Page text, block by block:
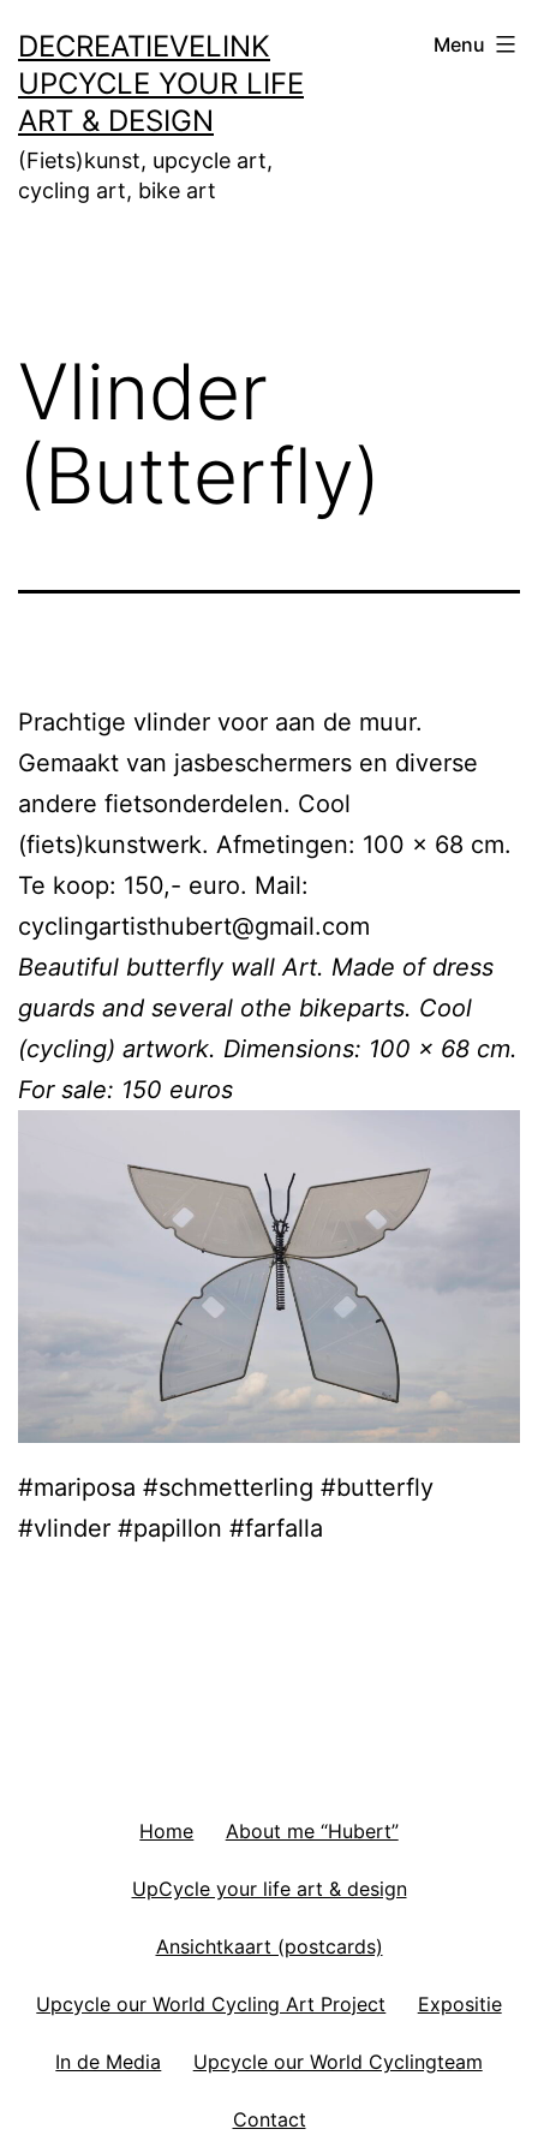
naar
de
inhoud
DECREATIEVELINK
UPCYCLE YOUR LIFE
ART & DESIGN
(Fiets)kunst, upcycle art,
cycling art, bike art
Menu
Vlinder
(Butterfly)
Prachtige vlinder voor aan de muur.
Gemaakt van jasbeschermers en diverse
andere fietsonderdelen. Cool
(fiets)kunstwerk. Afmetingen: 100 x 68 cm.
Te koop: 150,- euro. Mail:
cyclingartisthubert@gmail.com
Beautiful butterfly wall Art. Made of dress
guards and several othe bikeparts. Cool
(cycling) artwork. Dimensions: 100 x 68 cm.
For sale: 150 euros
#mariposa #schmetterling #butterfly
#vlinder #papillon #farfalla
Home About me “Hubert”
UpCycle your life art & design
Ansichtkaart (postcards)
Upcycle our World Cycling Art Project Expositie
In de Media Upcycle our World Cyclingteam
Contact